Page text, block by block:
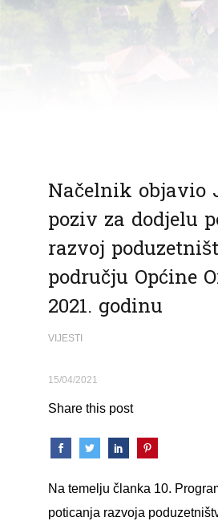
Načelnik objavio
poziv za dodjelu
razvoj
području Općine
2021. godinu
VIJESTI
15/04/2021
Share this post
Na temelju članka 10.
poticanja razvoja